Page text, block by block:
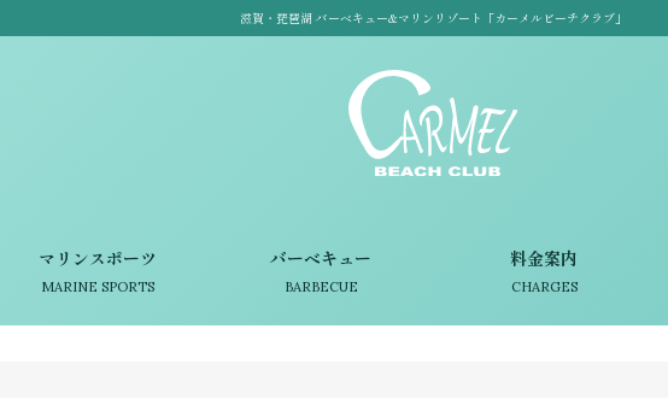
滋賀・琵琶湖 バーベキュー&マリンリゾート「カーメルビーチクラブ」
マリンスポーツ
MARINE SPORTS
バーベキュー
BARBECUE
料金案内
CHARGES